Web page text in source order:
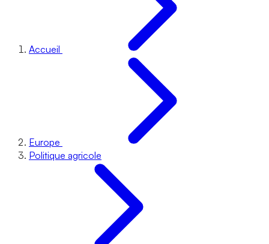
Accueil
Europe
Politique agricole